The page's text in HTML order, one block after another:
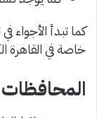
كما تبدأ الأجواء
خاصة في القاهرة
المحافظات